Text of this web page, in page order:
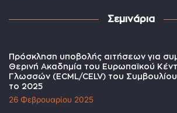
Σεμινάρια
Πρόσκληση υποβολής αιτήσεων για
Θερινή Ακαδημία του Ευρωπαϊκού
Γλωσσών (ECML/CELV) του
το 2025
26 Φεβρουαρίου 2025